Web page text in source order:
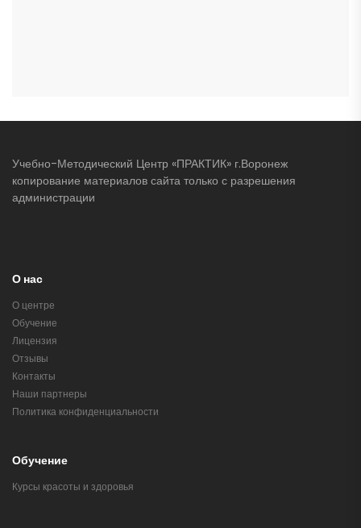
Учебно-Методический Центр «ПРАКТИК» г.Воронеж
копирование материалов сайта только с разрешения
администрации
О нас
О центре
Обучение
Лицензия
Отзывы
Контакты
Наши партнеры
Политика конфиденциальности
Обучение
Курсы красоты и здоровья